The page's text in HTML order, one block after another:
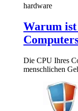
hardware
Warum ist
Die CPU Ihres
menschlichen